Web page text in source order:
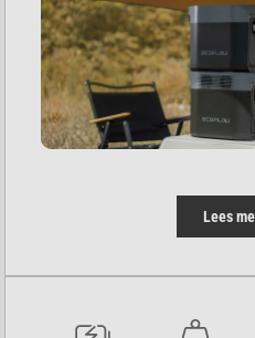
De Ecoflow Delta 2 Extra
Lees